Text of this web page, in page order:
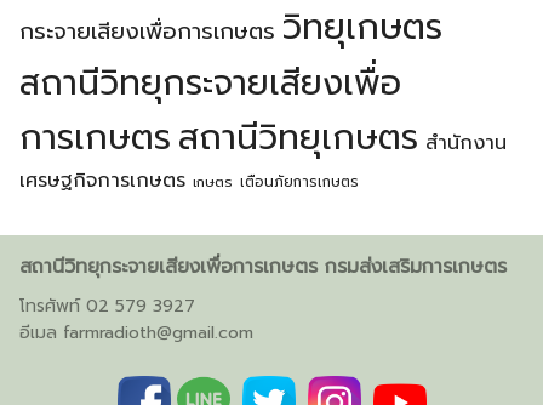
กระจายเสียงเพื่อการเกษตร วิทยุเกษตร
สถานีวิทยุกระจายเสียงเพื่อ
การเกษตรสถานีวิทยุเกษตร สำนักงาน
เศรษฐกิจการเกษตร เกษตร เตือนภัยการเกษตร
สถานีวิทยุกระจายเสียงเพื่อการเกษตร กรมส่งเสริมการเกษตร
โทรศัพท์ 02 579 3927
อีเมล farmradioth@gmail.com